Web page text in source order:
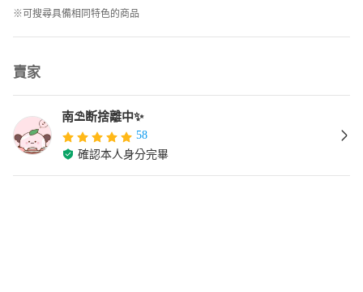
※可搜尋具備相同特色的商品
賣家
南⛱️断捨離中✨️
58
確認本人身分完畢